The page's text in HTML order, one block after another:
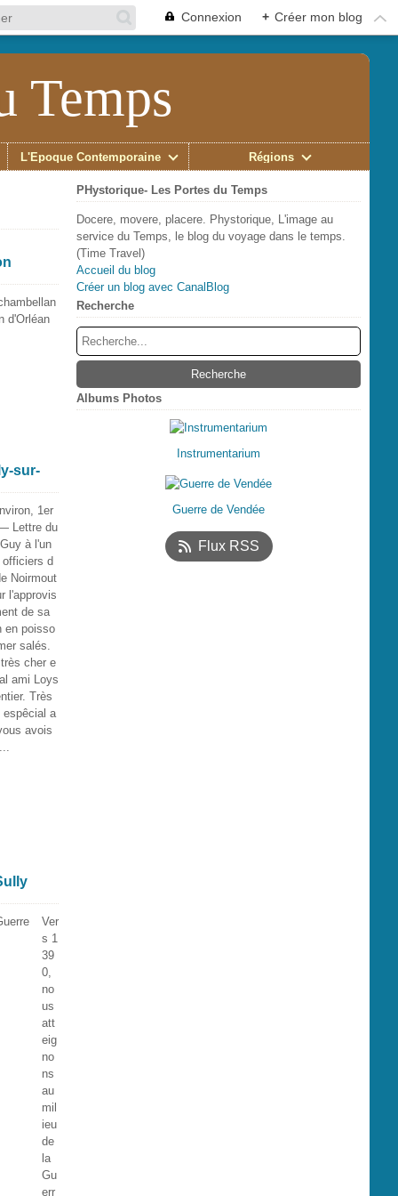
Connexion + Créer mon blog
Temps
L'Époque Contemporaine Régions
d'Orléan
sur-
1er
Lettre du
à l'un
d
Noirmout
l'approvis
de sa
en poisso
salés.
cher e
ami Loys
Très
espêcial a
avois
Ver
s 1
39
0,
no
us
att
eig
no
ns
au
mil
ieu
de
la
Gu
err
PHystorique- Les Portes du Temps
Docere, movere, placere. Phystorique, L'image au
service du Temps, le blog du voyage dans le temps.
(Time Travel)
Accueil du blog
Créer un blog avec CanalBlog
Recherche
Albums Photos
Instrumentarium
Guerre de Vendée
Flux RSS